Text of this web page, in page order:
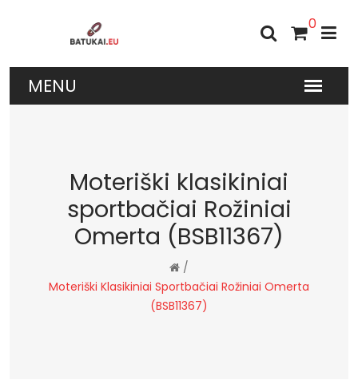
0
Moteriški klasikiniai
sportbačiai Rožiniai
Omerta (BSB11367)
/
Moteriški Klasikiniai Sportbačiai Rožiniai Omerta
(BSB11367)